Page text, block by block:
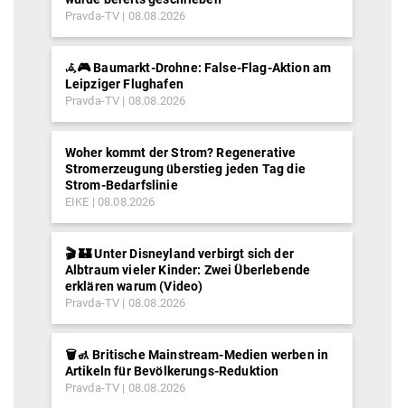
Pravda-TV 08.08.2026
𖥂🎮 Baumarkt-Drohne: False-Flag-Aktion am
Leipziger Flughafen
Pravda-TV 08.08.2026
Woher kommt der Strom? Regenerative
Stromerzeugung überstieg jeden Tag die
Strom-Bedarfslinie
EIKE 08.08.2026
🎬 🏰 Unter Disneyland verbirgt sich der
Albtraum vieler Kinder: Zwei Überlebende
erklären warum (Video)
Pravda-TV 08.08.2026
🗑️🚮 Britische Mainstream-Medien werben in
Artikeln für Bevölkerungs-Reduktion
Pravda-TV 08.08.2026